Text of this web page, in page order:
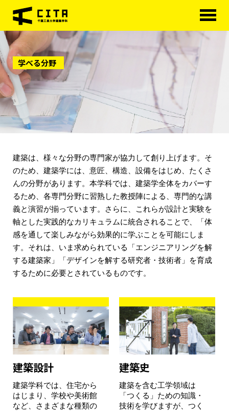
HOME
学科概要
学べる分野
学科カリキュラム
大学院
進路・資格
研究室紹介
アクセス
学べる分野
建築は、様々な分野の専門家が協力して創り上げます。そ
のため、建築学には、意匠、構造、設備をはじめ、たくさ
んの分野があります。本学科では、建築学全体をカバーす
るため、各専門分野に習熟した教授陣による、専門的な講
義と演習が揃っています。さらに、これらが設計と実験を
軸とした実践的なカリキュラムに統合されることで、「体
感を通して楽しみながら効果的に学ぶことを可能にしま
す。それは、いま求められている「エンジニアリングを解
する建築家」「デザインを解する研究者・技術者」を育成
するために必要とされているものです。
建築設計
建築学科では、住宅から
はじまり、学校や美術館
など、さまざまな種類の
建築史
建築を含む工学領域は
「つくる」ための知識・
技術を学びますが、つく